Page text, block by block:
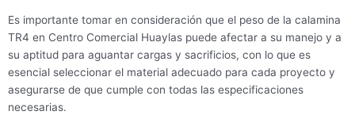
Es importante tomar en consideración que el peso de la calamina
TR4 en Centro Comercial Huaylas puede afectar a su manejo y a
su aptitud para aguantar cargas y sacrificios, con lo que es
esencial seleccionar el material adecuado para cada proyecto y
asegurarse de que cumple con todas las especificaciones
necesarias.